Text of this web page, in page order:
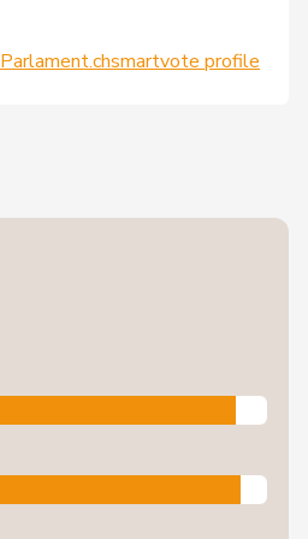
Parlament.chsmartvote profile